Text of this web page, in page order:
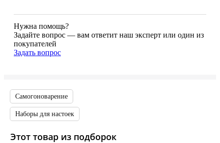
Нужна помощь?
Задайте вопрос — вам ответит наш эксперт или один из
покупателей
Задать вопрос
Самогоноварение
Наборы для настоек
Этот товар из подборок